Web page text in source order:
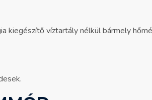
víztartály nélkül bármely